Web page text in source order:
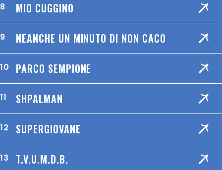
8 MIO CUGGINO
9 NEANCHE UN MINUTO DI NON CACO
10 PARCO SEMPIONE
11 SHPALMAN
12 SUPERGIOVANE
13 T.V.U.M.D.B.